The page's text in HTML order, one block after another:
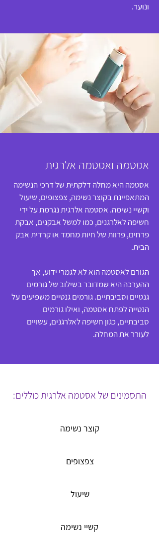
ונוער.
אסטמה ואסטמה אלרגית
אסטמה היא מחלה דלקתית של דרכי הנשימה
המתאפיינת בקוצר נשימה, צפצופים, שיעול
וקשיי נשימה. אסטמה אלרגית נגרמת על ידי
חשיפה לאלרגנים, כמו למשל אבקנים, אבקת
פרחים, פרוות של חיות מחמד או קרדית אבק
הבית.
הגורם לאסטמה הוא לא לגמרי ידוע, אך
ההערכה היא שמדובר בשילוב של גורמים
גנטיים וסביבתיים. גורמים גנטיים משפיעים על
הנטייה לפתח אסטמה, ואילו גורמים
סביבתיים, כגון חשיפה לאלרגנים, עשויים
לעורר את המחלה.
התסמינים של אסטמה אלרגית כוללים:
קוצר נשימה
צפצופים
שיעול
קשיי נשימה